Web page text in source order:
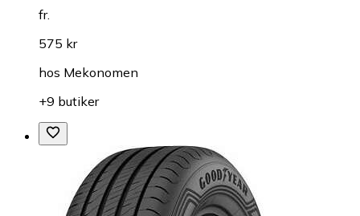
fr.
575 kr
hos Mekonomen
+9 butiker